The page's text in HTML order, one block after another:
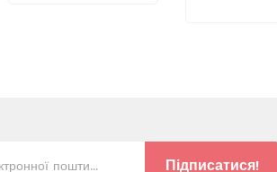
Підписатися!